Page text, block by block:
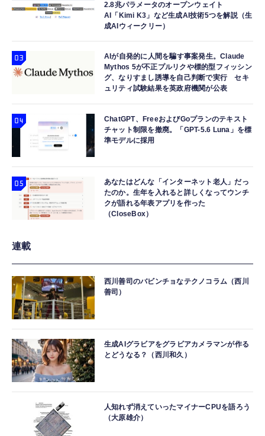
2.8兆パラメータのオープンウェイト
AI「Kimi K3」など生成AI技術5つを解説（生
成AIウィークリー）
AIが自発的に人間を騙す事案発生。Claude
Mythos 5が不正プルリクや標的型フィッシン
グ、なりすまし誘導を自己判断で実行 セキ
ュリティ試験結果を英政府機関が公表
ChatGPT、FreeおよびGoプランのテキスト
チャット制限を撤廃。「GPT-5.6 Luna」を標
準モデルに採用
あなたはどんな「インターネット老人」だっ
たのか。生年を入れると詳しくなってウンチ
クが語れる年表アプリを作った
（CloseBox）
連載
西川善司のバビンチョなテクノコラム（西川
善司）
生成AIグラビアをグラビアカメラマンが作る
とどうなる？（西川和久）
人知れず消えていったマイナーCPUを語ろう
（大原雄介）